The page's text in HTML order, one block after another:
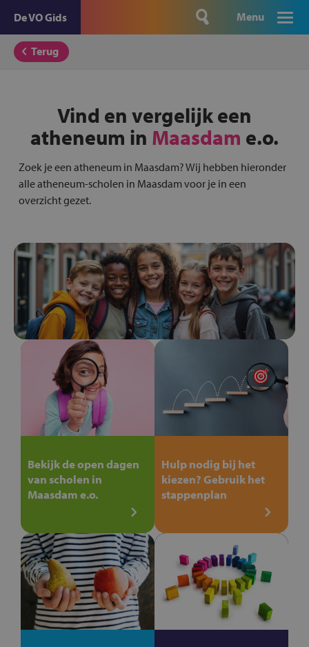
De VO Gids Menu
Terug
Vind en vergelijk een
atheneum in Maasdam e.o.
Zoek je een atheneum in Maasdam? Wij hebben hieronder
alle atheneum-scholen in Maasdam voor je in een
overzicht gezet.
Bekijk de open dagen
van scholen in
Maasdam e.o.
Hulp nodig bij het
kiezen? Gebruik het
stappenplan